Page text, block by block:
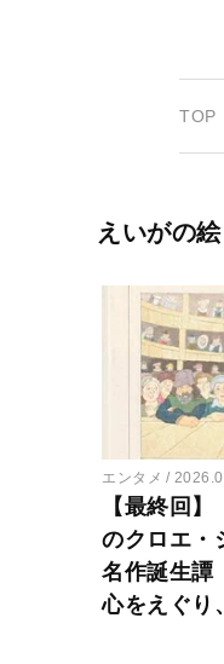
TOP
えいがの
エンタメ
【最終回】
のクロエ・
名作誕生譚
心をえぐり